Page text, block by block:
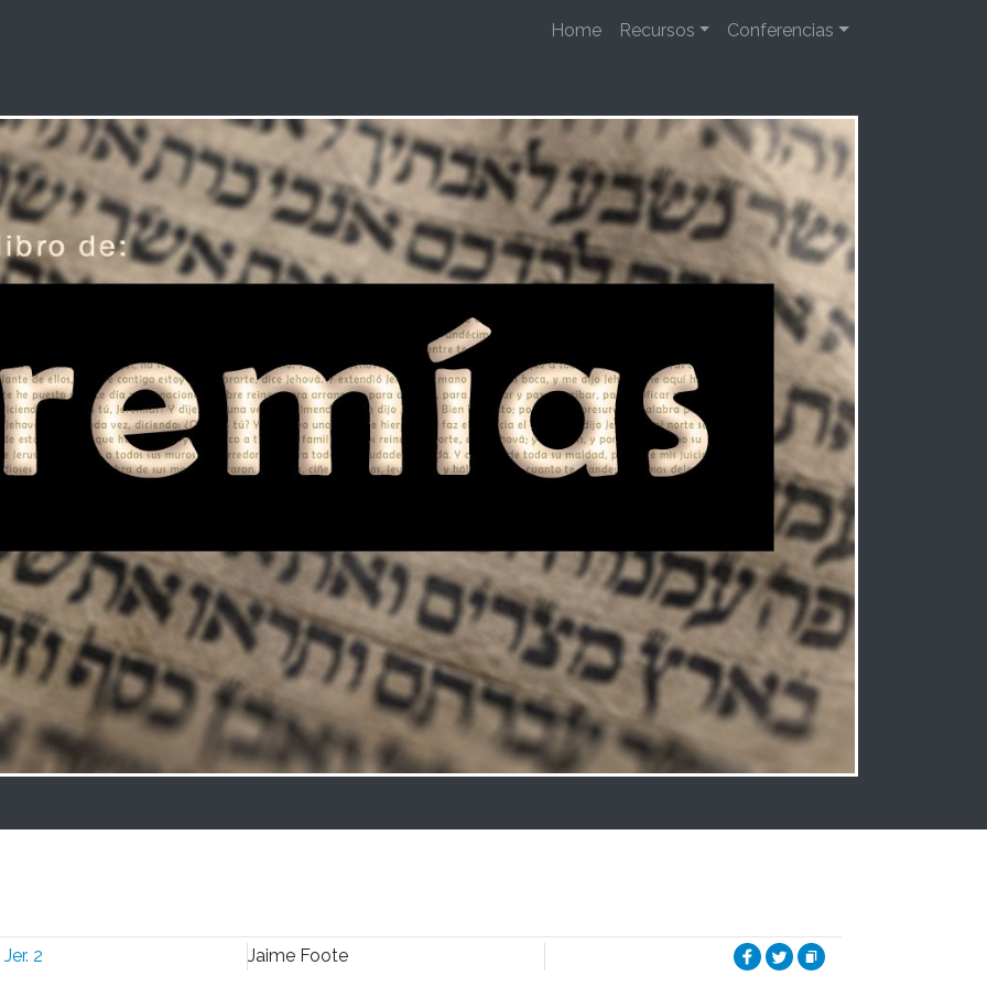
Home Recursos Conferencias
Jer. 2 Jaime Foote